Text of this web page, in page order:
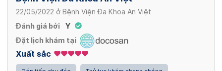
22/05/2022 ở Bệnh Viện Đa Khoa An Việt
Đánh giá bởi
Y
Đặt lịch khám tại
Xuất sắc